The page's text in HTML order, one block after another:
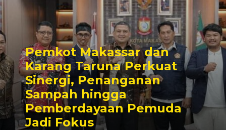
Pemkot Makassar dan
Karang Taruna Perkuat
Sinergi, Penanganan
Sampah hingga
Pemberdayaan Pemuda
Jadi Fokus